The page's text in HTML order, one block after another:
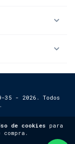
de cookies para
35 - 2026. Todos